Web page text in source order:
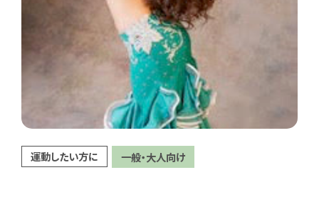
運動したい方に 一般・大人向け